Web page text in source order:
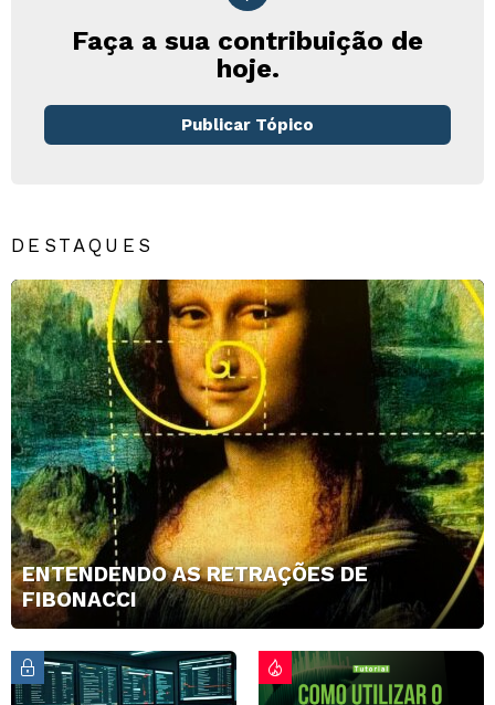
Faça a sua contribuição de
hoje.
Publicar Tópico
DESTAQUES
ENTENDENDO AS RETRAÇÕES DE
FIBONACCI